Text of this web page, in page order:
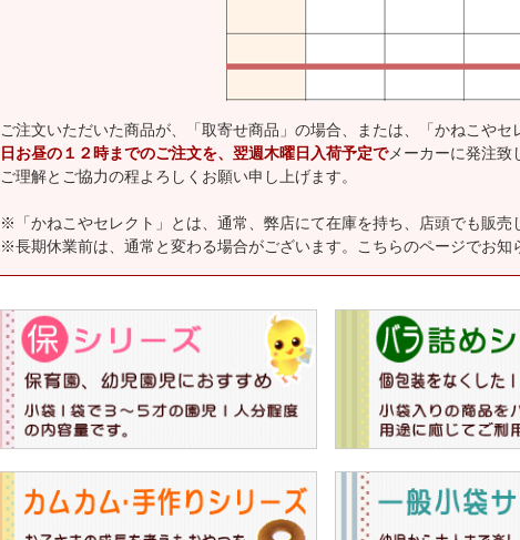
ご注文いただいた商品が、「取寄せ商品」の場合、または、「かねこや
日お昼の１２時までのご注文を、翌週木曜日入荷予定でメーカーに発注致
ご理解とご協力の程よろしくお願い申し上げます。
※「かねこやセレクト」とは、通常、弊店にて在庫を持ち、店頭でも販売
※長期休業前は、通常と変わる場合がございます。こちらのページでお知